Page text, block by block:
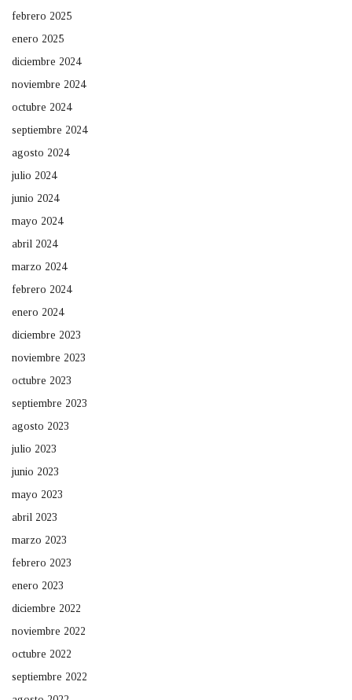
febrero 2025
enero 2025
diciembre 2024
noviembre 2024
octubre 2024
septiembre 2024
agosto 2024
julio 2024
junio 2024
mayo 2024
abril 2024
marzo 2024
febrero 2024
enero 2024
diciembre 2023
noviembre 2023
octubre 2023
septiembre 2023
agosto 2023
julio 2023
junio 2023
mayo 2023
abril 2023
marzo 2023
febrero 2023
enero 2023
diciembre 2022
noviembre 2022
octubre 2022
septiembre 2022